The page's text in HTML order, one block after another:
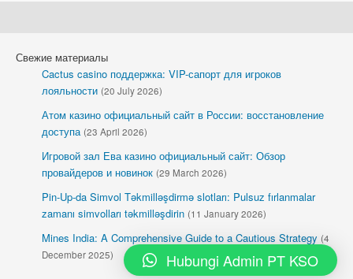
Свежие материалы
Cactus casino поддержка: VIP-сапорт для игроков
лояльности (20 July 2026)
Атом казино официальный сайт в России: восстановление
доступа (23 April 2026)
Игровой зал Ева казино официальный сайт: Обзор
провайдеров и новинок (29 March 2026)
Pin-Up-da Simvol Təkmilləşdirmə slotları: Pulsuz fırlanmalar
zamanı simvolları təkmilləşdirin (11 January 2026)
Mines India: A Comprehensive Guide to a Cautious Strategy (4
December 2025)
Hubungi Admin PT KSO